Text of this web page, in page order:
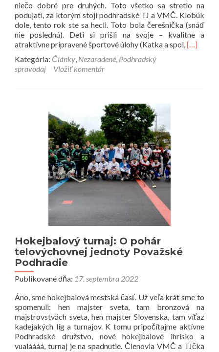
niečo dobré pre druhých. Toto všetko sa stretlo na
podujatí, za ktorým stojí podhradské TJ a VMČ. Klobúk
dole, tento rok ste sa hecli. Toto bola čerešnička (snáď
nie posledná). Deti si prišli na svoje – kvalitne a
atraktívne pripravené športové úlohy (Katka a spol,Prečítať
[…]
Kategória: Články, Nezaradené, Podhradský
spravodaj
Vložiť komentár
Hokejbalový turnaj: O pohár
telovýchovnej jednoty Považské
Podhradie
Publikované dňa: 17. septembra 2022
Áno, sme hokejbalová mestská časť. Už veľa krát sme to
spomenuli: hen majster sveta, tam bronzová na
majstrovstvách sveta, hen majster Slovenska, tam víťaz
kadejakých líg a turnajov. K tomu pripočítajme aktívne
Podhradské družstvo, nové hokejbalové ihrisko a
vualáááá, turnaj je na spadnutie. Členovia VMČ a TJčka